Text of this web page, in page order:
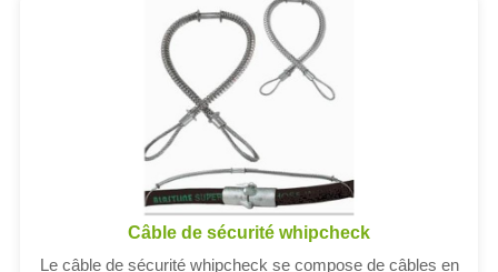
Câble de sécurité whipcheck
Le câble de sécurité whipcheck se compose de câbles en